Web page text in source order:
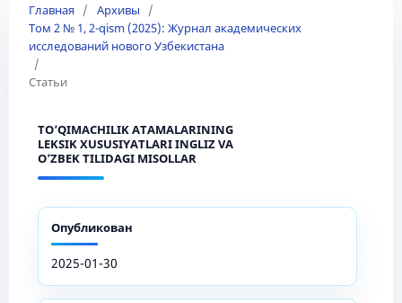
Главная / Архивы
/
Том 2 № 1, 2-qism (2025): Журнал академических
исследований нового Узбекистана
/
Статьи
TO’QIMACHILIK ATAMALARINING
LEKSIK XUSUSIYATLARI INGLIZ VA
O’ZBEK TILIDAGI MISOLLAR
Опубликован
2025-01-30